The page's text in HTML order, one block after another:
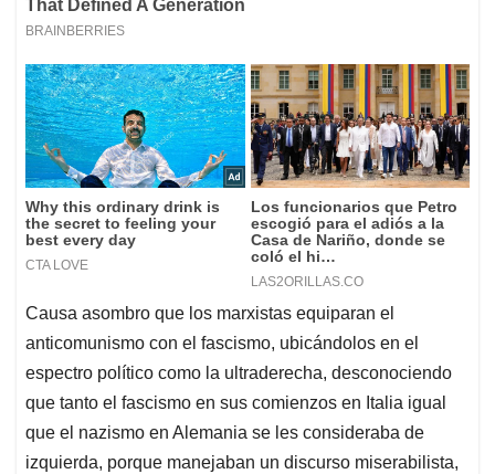
Causa asombro que los marxistas equiparan el
anticomunismo con el fascismo, ubicándolos en el
espectro político como la ultraderecha, desconociendo
que tanto el fascismo en sus comienzos en Italia igual
que el nazismo en Alemania se les consideraba de
izquierda, porque manejaban un discurso miserabilista,